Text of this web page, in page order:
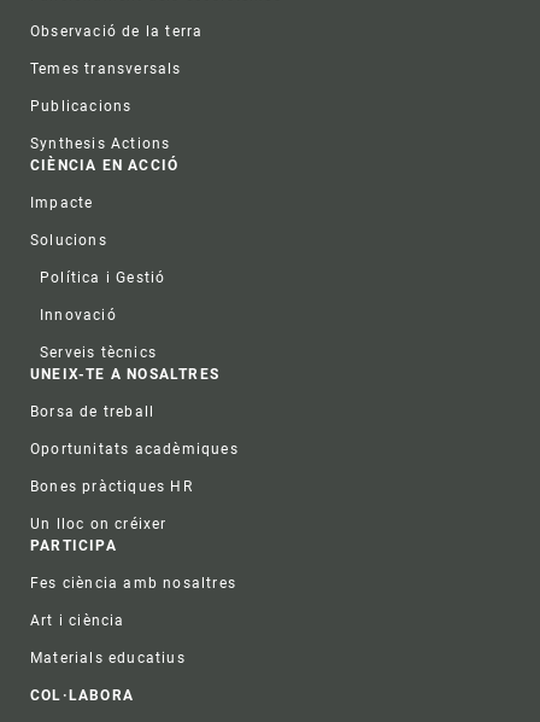
Observació de la terra
Temes transversals
Publicacions
Synthesis Actions
CIÈNCIA EN ACCIÓ
Impacte
Solucions
Política i Gestió
Innovació
Serveis tècnics
UNEIX-TE A NOSALTRES
Borsa de treball
Oportunitats acadèmiques
Bones pràctiques HR
Un lloc on créixer
PARTICIPA
Fes ciència amb nosaltres
Art i ciència
Materials educatius
COL·LABORA